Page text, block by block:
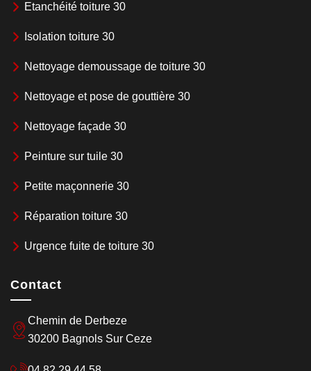
Etanchéité toiture 30
Isolation toiture 30
Nettoyage demoussage de toiture 30
Nettoyage et pose de gouttière 30
Nettoyage façade 30
Peinture sur tuile 30
Petite maçonnerie 30
Réparation toiture 30
Urgence fuite de toiture 30
Contact
Chemin de Derbeze
30200 Bagnols Sur Ceze